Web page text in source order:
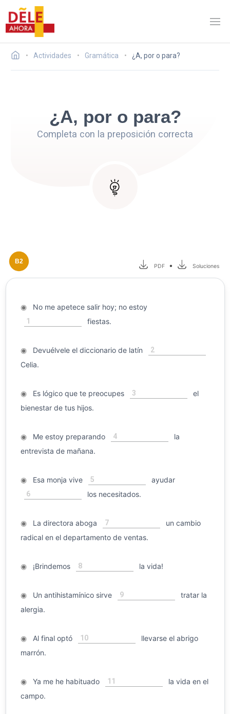
Actividades Gramática ¿A, por o para?
¿A, por o para?
Completa con la preposición correcta
B2
PDF • Soluciones
◉No me apetece salir hoy; no estoy
1 fiestas.
◉Devuélvele el diccionario de latín 2
Celia.
◉Es lógico que te preocupes 3
el
bienestar de tus hijos.
◉Me estoy preparando 4
la
entrevista de mañana.
◉Esa monja vive 5 ayudar
6 los necesitados.
◉La directora aboga 7
un cambio
radical en el departamento de ventas.
◉¡Brindemos 8 la vida!
◉Un antihistamínico sirve 9
tratar la
alergia.
◉Al final optó 10
llevarse el abrigo
marrón.
◉Ya me he habituado 11
la vida en el
campo.